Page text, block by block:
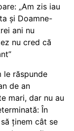
„Am zis iau
și Doamne-
ani nu
nu cred că
le răspunde
de an
mari, dar nu au
În
ținem cât se